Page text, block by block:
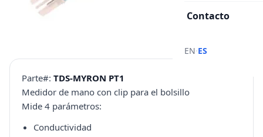
Contacto
EN·ES
Parte#: TDS-MYRON PT1
Medidor de mano con clip para el bolsillo
Mide 4 parámetros:
Conductividad